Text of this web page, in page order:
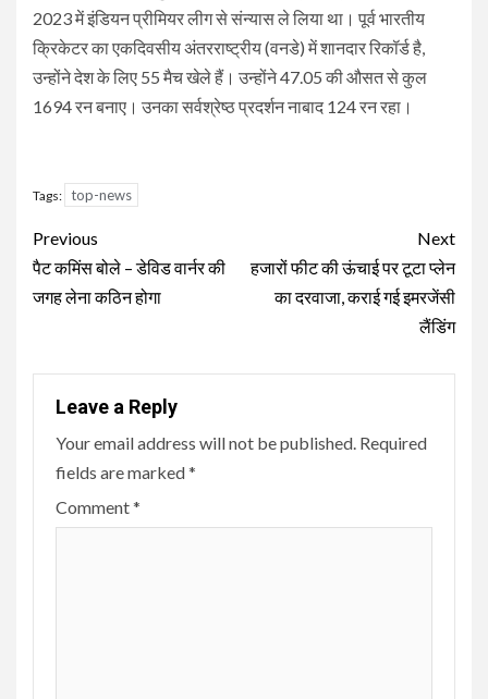
2023 में इंडियन प्रीमियर लीग से संन्यास ले लिया था। पूर्व भारतीय
क्रिकेटर का एकदिवसीय अंतरराष्ट्रीय (वनडे) में शानदार रिकॉर्ड है,
उन्होंने देश के लिए 55 मैच खेले हैं। उन्होंने 47.05 की औसत से कुल
1694 रन बनाए। उनका सर्वश्रेष्ठ प्रदर्शन नाबाद 124 रन रहा।
Tags: top-news
Continue
Reading
Previous
पैट कमिंस बोले – डेविड वार्नर की
जगह लेना कठिन होगा
Next
हजारों फीट की ऊंचाई पर टूटा प्लेन
का दरवाजा, कराई गई इमरजेंसी
लैंडिंग
Leave a Reply
Your email address will not be published. Required
fields are marked*
Comment*